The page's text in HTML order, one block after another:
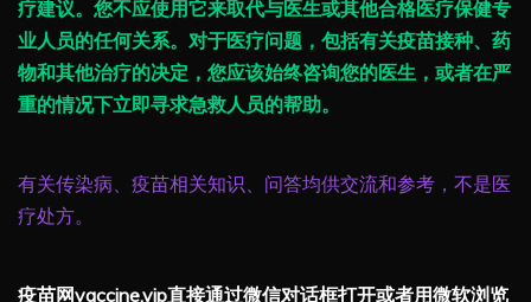
疗建议。您不应使用它来取代与医生或其他合格医疗保健专
业人员的任何关系。对于医疗问题，包括有关疫苗接种、药
物和其他治疗的决定，您应该始终咨询您的医生，或者在严
重的情况下立即寻求急救人员的帮助。
有关传染病、疫苗相关知识、问答均供交流和参考，不是医
疗处方。
疫苗网vaccine.vip直接通过微信对话框打开或者用微软浏览